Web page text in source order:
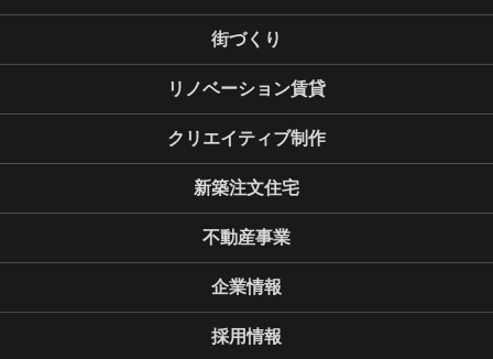
街づくり
リノベーション賃貸
クリエイティブ制作
新築注文住宅
不動産事業
企業情報
採用情報